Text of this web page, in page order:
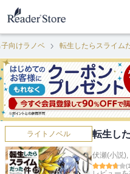
向けラノベ 転生したらスライム
ライトノベル 転生し
伏瀬(小説),
(